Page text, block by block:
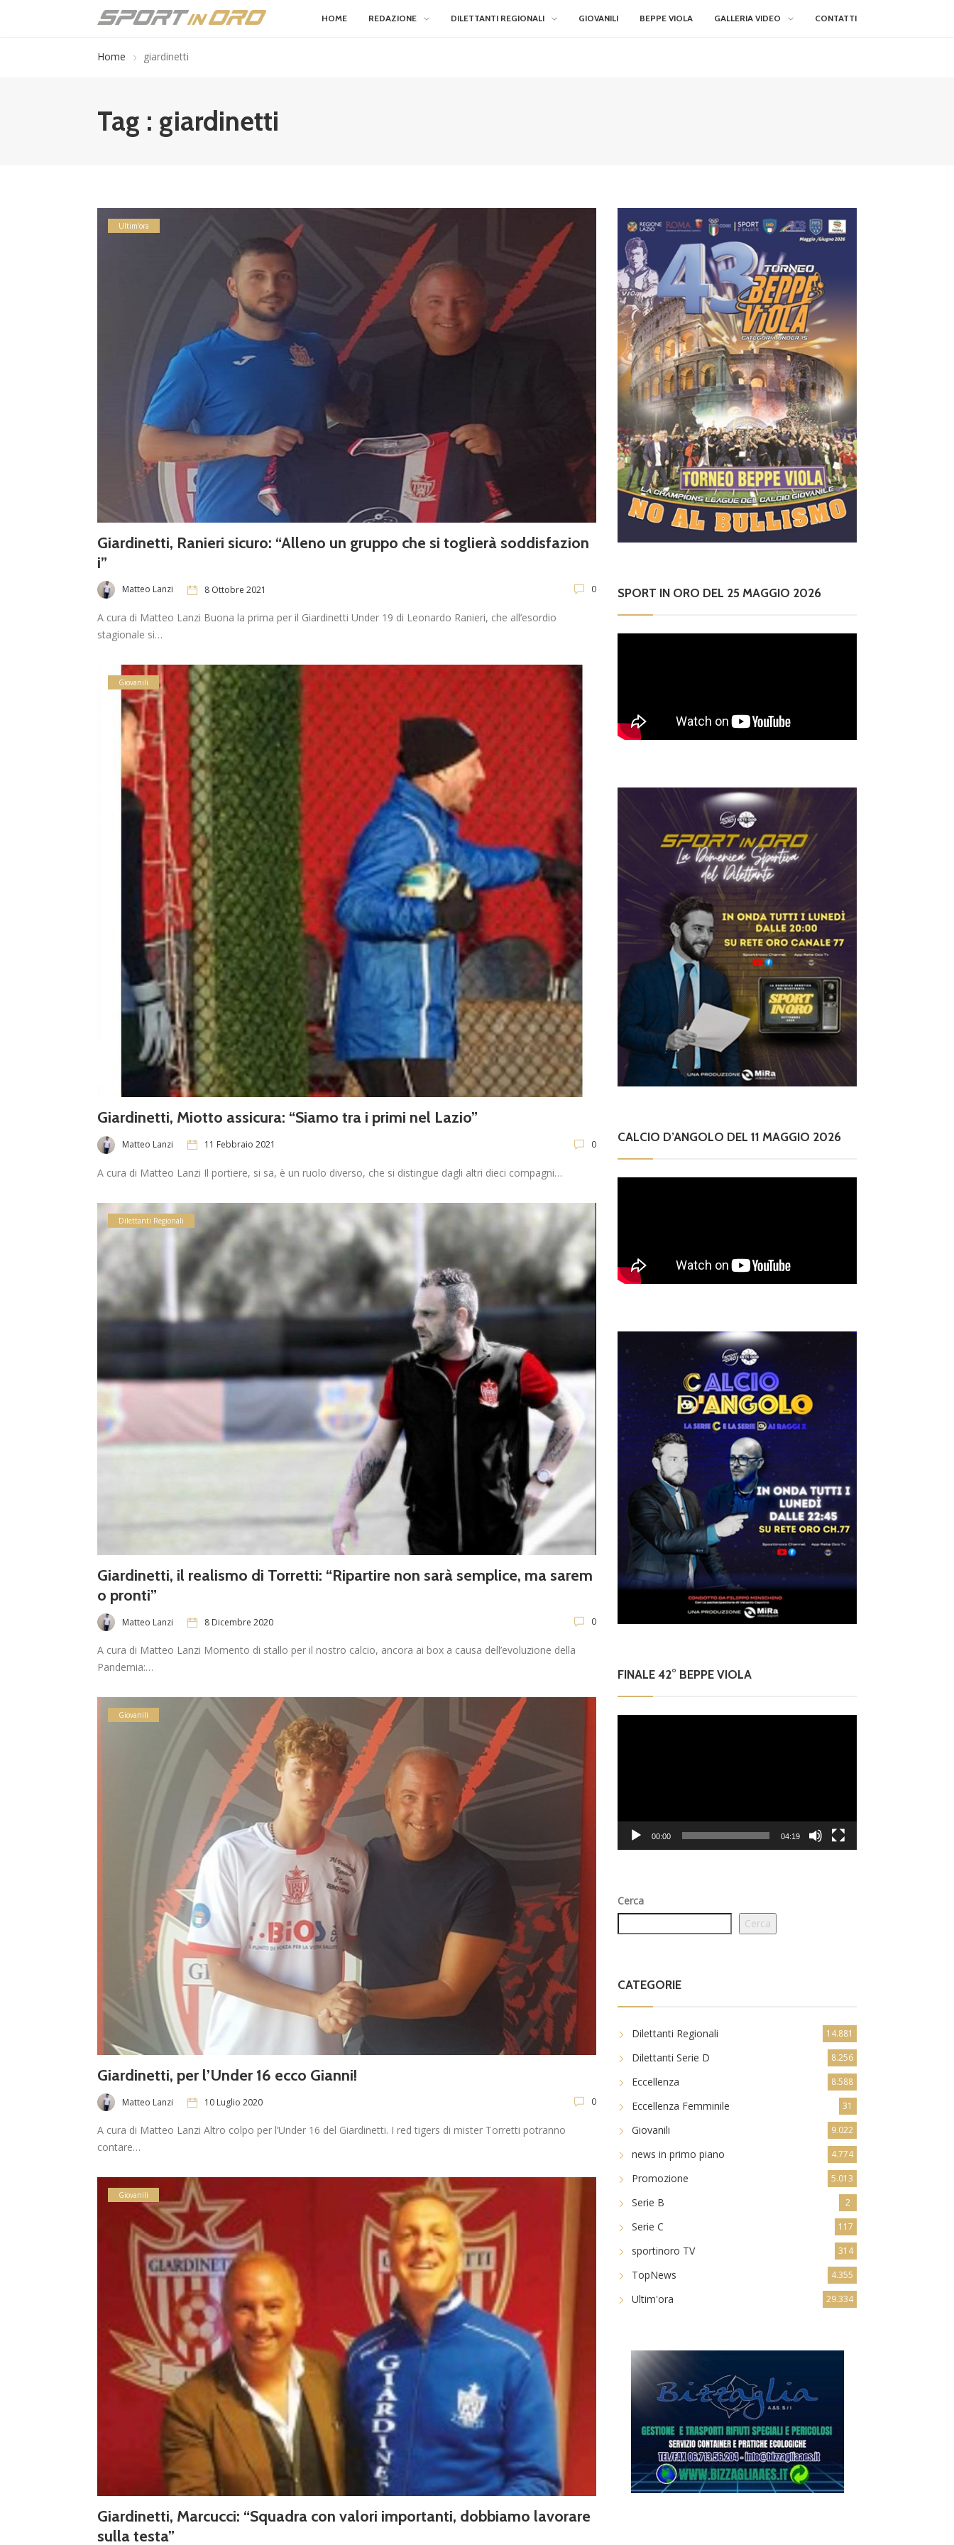
HOME REDAZIONE DILETTANTI REGIONALI GIOVANILI BEPPE VIOLA GALLERIA VIDEO CONTATTI
Home giardinetti
Tag : giardinetti
Ultim'ora
Giardinetti, Ranieri sicuro: “Alleno un gruppo che si toglierà soddisfazion
i”
Matteo Lanzi 8 Ottobre 2021 0
A cura di Matteo Lanzi Buona la prima per il Giardinetti Under 19 di Leonardo Ranieri, che all’esordio
stagionale si…
Giovanili
Giardinetti, Miotto assicura: “Siamo tra i primi nel Lazio”
Matteo Lanzi 11 Febbraio 2021 0
A cura di Matteo Lanzi Il portiere, si sa, è un ruolo diverso, che si distingue dagli altri dieci compagni…
Dilettanti Regionali
Giardinetti, il realismo di Torretti: “Ripartire non sarà semplice, ma sarem
o pronti”
Matteo Lanzi 8 Dicembre 2020 0
A cura di Matteo Lanzi Momento di stallo per il nostro calcio, ancora ai box a causa dell’evoluzione della
Pandemia:…
Giovanili
Giardinetti, per l’Under 16 ecco Gianni!
Matteo Lanzi 10 Luglio 2020 0
A cura di Matteo Lanzi Altro colpo per l’Under 16 del Giardinetti. I red tigers di mister Torretti potranno
contare…
Giovanili
Giardinetti, Marcucci: “Squadra con valori importanti, dobbiamo lavorare
sulla testa”
SPORT IN ORO DEL 25 MAGGIO 2026
CALCIO D’ANGOLO DEL 11 MAGGIO 2026
FINALE 42° BEPPE VIOLA
00:00 04:19
Cerca
Cerca
CATEGORIE
Dilettanti Regionali 14.881
Dilettanti Serie D 8.256
Eccellenza 8.588
Eccellenza Femminile 31
Giovanili 9.022
news in primo piano 4.774
Promozione 5.013
Serie B 2
Serie C 117
sportinoro TV 314
TopNews 4.355
Ultim'ora 29.334